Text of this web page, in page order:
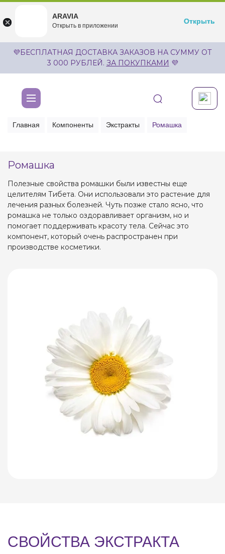
undefined
Бесплатноru.aravia.new
Открыть
💜БЕСПЛАТНАЯ ДОСТАВКА ЗАКАЗОВ НА СУММУ ОТ
3 000 РУБЛЕЙ. ЗА ПОКУПКАМИ 💜
Главная Компоненты Экстракты Ромашка
Ромашка
Полезные свойства ромашки были известны еще
целителям Тибета. Они использовали это растение для
лечения разных болезней. Чуть позже стало ясно, что
ромашка не только оздоравливает организм, но и
помогает поддерживать красоту тела. Сейчас это
компонент, который очень распространен при
производстве косметики.
СВОЙСТВА ЭКСТРАКТА
ARAVIA
Открыть в приложении
Открыть